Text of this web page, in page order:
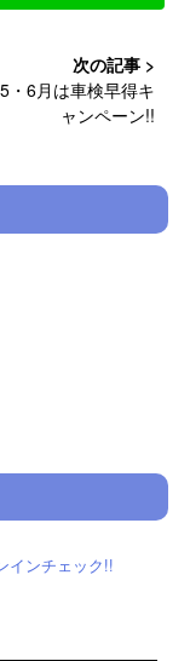
・6月は車検早得キ
ャンペーン!!
インチェック!!